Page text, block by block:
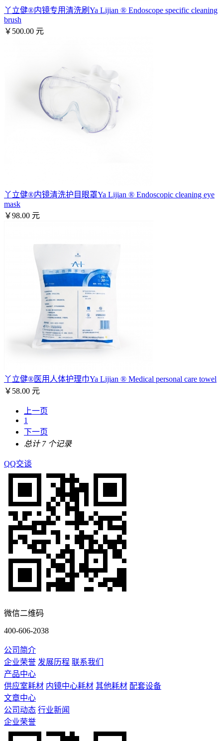
丫立健®内镜专用清洗刷Ya Lijian ® Endoscope specific cleaning
brush
￥500.00 元
丫立健®内镜清洗护目眼罩Ya Lijian ® Endoscopic cleaning eye
mask
￥98.00 元
丫立健®医用人体护理巾Ya Lijian ® Medical personal care towel
￥58.00 元
上一页
1
下一页
总计 7 个记录
QQ交谈
微信二维码
400-606-2038
公司简介
企业荣誉 发展历程 联系我们
产品中心
供应室耗材 内镜中心耗材 其他耗材 配套设备
文章中心
公司动态 行业新闻
企业荣誉